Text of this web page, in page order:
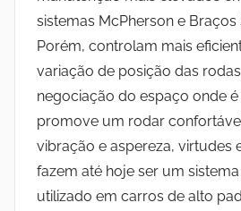
sistemas McPherson e
Porém, controlam mais
variação de posição das
negociação do espaço onde
promove um rodar
vibração e aspereza, virtudes
fazem até hoje ser um
utilizado em carros de alto